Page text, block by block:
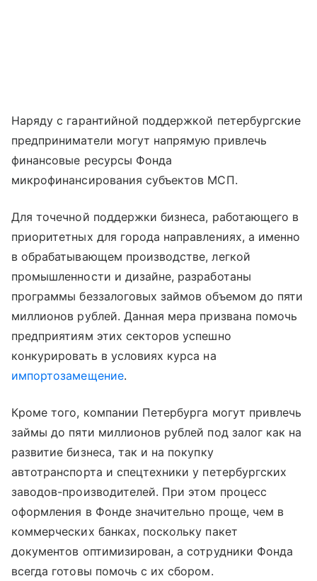
Наряду с гарантийной поддержкой петербургские
предприниматели могут напрямую привлечь
финансовые ресурсы Фонда
микрофинансирования субъектов МСП.
Для точечной поддержки бизнеса, работающего в
приоритетных для города направлениях, а именно
в обрабатывающем производстве, легкой
промышленности и дизайне, разработаны
программы беззалоговых займов объемом до пяти
миллионов рублей. Данная мера призвана помочь
предприятиям этих секторов успешно
конкурировать в условиях курса на
импортозамещение.
Кроме того, компании Петербурга могут привлечь
займы до пяти миллионов рублей под залог как на
развитие бизнеса, так и на покупку
автотранспорта и спецтехники у петербургских
заводов-производителей. При этом процесс
оформления в Фонде значительно проще, чем в
коммерческих банках, поскольку пакет
документов оптимизирован, а сотрудники Фонда
всегда готовы помочь с их сбором.